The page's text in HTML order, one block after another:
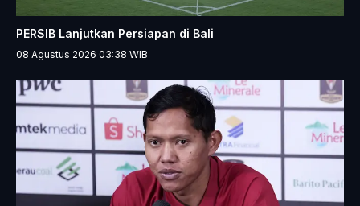
PERSIB Lanjutkan Persiapan di Bali
08 Agustus 2026 03:38 WIB